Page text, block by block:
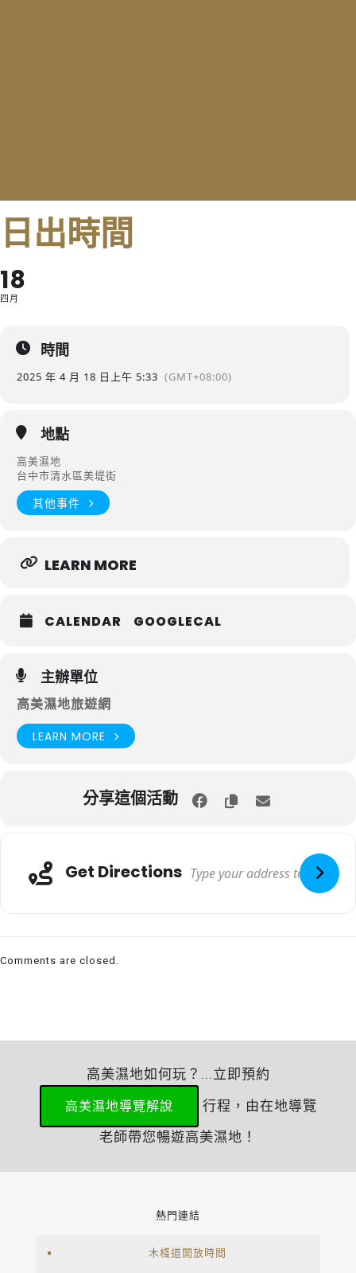
日出時間
18
四月
時間
2025 年 4 月 18 日 上午 5:33 (GMT+08:00)
地點
高美濕地
台中市清水區美堤街
其他事件
LEARN MORE
CALENDAR GOOGLECAL
主辦單位
高美濕地旅遊網
LEARN MORE
分享這個活動
Get Directions
Comments are closed.
高美濕地如何玩？...立即預約
高美濕地導覽解說
行程，由在地導覽
老師帶您暢遊高美濕地！
熱門連結
木棧道開放時間